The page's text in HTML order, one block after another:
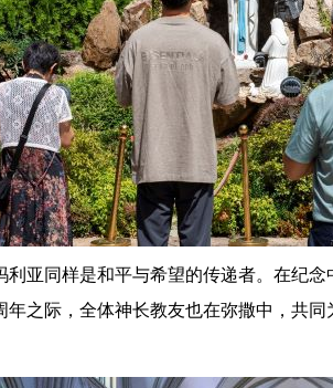
利亚同样是和平与希望的传递者。在纪
年之际，全体神长教友也在弥撒中，共